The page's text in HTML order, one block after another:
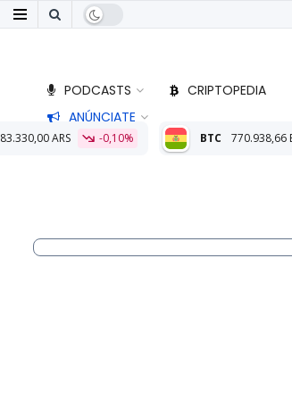
PODCASTS CRIPTOPEDIA
ANÚNCIATE
BTC 770.938,66 BOB -0,53% ETH